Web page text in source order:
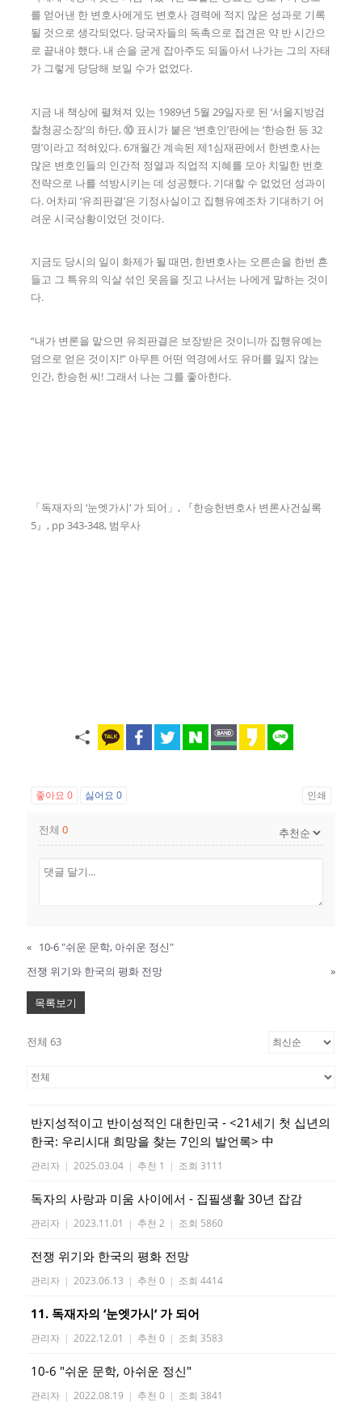
를 얻어낸 한 변호사에게도 변호사 경력에 적지 않은 성과로 기록
될 것으로 생각되었다. 당국자들의 독촉으로 접견은 약 반 시간으
로 끝내야 했다. 내 손을 굳게 잡아주도 되돌아서 나가는 그의 자태
가 그렇게 당당해 보일 수가 없었다.
지금 내 책상에 펼쳐져 있는 1989년 5월 29일자로 된 ‘서울지방검
찰청공소장’의 하단, ⑩ 표시가 붙은 ‘변호인’란에는 ‘한승헌 등 32
명’이라고 적혀있다. 6개월간 계속된 제1심재판에서 한변호사는
많은 변호인들의 인간적 정열과 직업적 지혜를 모아 치밀한 번호
전략으로 나를 석방시키는 데 성공했다. 기대할 수 없었던 성과이
다. 어차피 ‘유죄판결’은 기정사실이고 집행유예조차 기대하기 어
려운 시국상황이었던 것이다.
지금도 당시의 일이 화제가 될 때면, 한변호사는 오른손을 한번 흔
들고 그 특유의 익살 섞인 웃음을 짓고 나서는 나에게 말하는 것이
다.
“내가 변론을 맡으면 유죄판결은 보장받은 것이니까 집행유예는
덤으로 얻은 것이지!” 아무튼 어떤 역경에서도 유머를 잃지 않는
인간, 한승헌 씨! 그래서 나는 그를 좋아한다.
「독재자의 ‘눈엣가시‘ 가 되어」, 『한승헌변호사 변론사건실록
5』, pp 343-348, 범우사
좋아요0 싫어요0 인쇄
전체0
« 10-6 "쉬운 문학, 아쉬운 정신"
전쟁 위기와 한국의 평화 전망
»
목록보기
전체 63
반지성적이고 반이성적인 대한민국 - <21세기 첫 십년의
한국: 우리시대 희망을 찾는 7인의 발언록> 中
관리자 | 2025.03.04 | 추천 1 | 조회 3111
독자의 사랑과 미움 사이에서 - 집필생활 30년 잡감
관리자 | 2023.11.01 | 추천 2 | 조회 5860
전쟁 위기와 한국의 평화 전망
관리자 | 2023.06.13 | 추천 0 | 조회 4414
11. 독재자의 ‘눈엣가시‘ 가 되어
관리자 | 2022.12.01 | 추천 0 | 조회 3583
10-6 "쉬운 문학, 아쉬운 정신"
관리자 | 2022.08.19 | 추천 0 | 조회 3841